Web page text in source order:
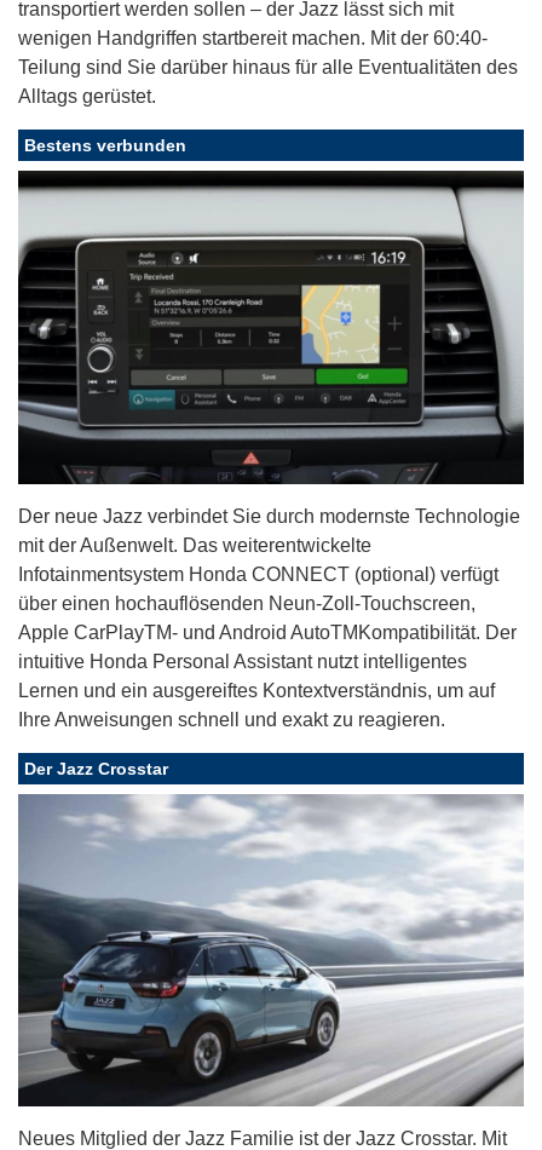
transportiert werden sollen – der Jazz lässt sich mit
wenigen Handgriffen startbereit machen. Mit der 60:40-
Teilung sind Sie darüber hinaus für alle Eventualitäten des
Alltags gerüstet.
Bestens verbunden
Der neue Jazz verbindet Sie durch modernste Technologie
mit der Außenwelt. Das weiterentwickelte
Infotainmentsystem Honda CONNECT (optional) verfügt
über einen hochauflösenden Neun-Zoll-Touchscreen,
Apple CarPlayTM- und Android AutoTMKompatibilität. Der
intuitive Honda Personal Assistant nutzt intelligentes
Lernen und ein ausgereiftes Kontextverständnis, um auf
Ihre Anweisungen schnell und exakt zu reagieren.
Der Jazz Crosstar
Neues Mitglied der Jazz Familie ist der Jazz Crosstar. Mit